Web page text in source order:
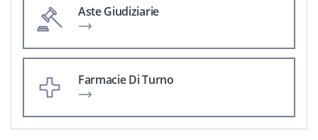
Aste Giudiziarie
Farmacie Di Turno